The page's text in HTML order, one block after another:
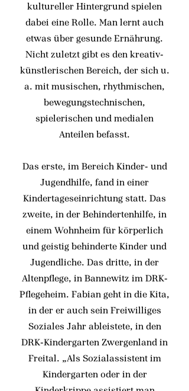
kultureller Hintergrund spielen
dabei eine Rolle. Man lernt auch
etwas über gesunde Ernährung.
Nicht zuletzt gibt es den kreativ-
künstlerischen Bereich, der sich u.
a. mit musischen, rhythmischen,
bewegungstechnischen,
spielerischen und medialen
Anteilen befasst.
Das erste, im Bereich Kinder- und
Jugendhilfe, fand in einer
Kindertageseinrichtung statt. Das
zweite, in der Behindertenhilfe, in
einem Wohnheim für körperlich
und geistig behinderte Kinder und
Jugendliche. Das dritte, in der
Altenpflege, in Bannewitz im DRK-
Pflegeheim. Fabian geht in die Kita,
in der er auch sein Freiwilliges
Soziales Jahr ableistete, in den
DRK-Kindergarten Zwergenland in
Freital. „Als Sozialassistent im
Kindergarten oder in der